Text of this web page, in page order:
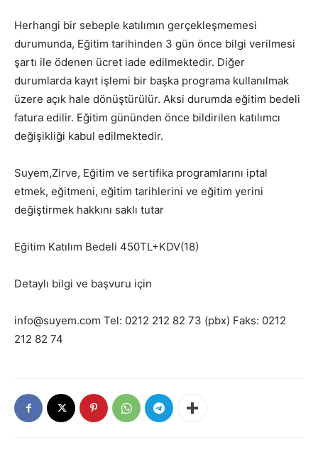
Herhangi bir sebeple katılımın gerçekleşmemesi
durumunda, Eğitim tarihinden 3 gün önce bilgi verilmesi
şartı ile ödenen ücret iade edilmektedir. Diğer
durumlarda kayıt işlemi bir başka programa kullanılmak
üzere açık hale dönüştürülür. Aksi durumda eğitim bedeli
fatura edilir. Eğitim gününden önce bildirilen katılımcı
değişikliği kabul edilmektedir.
Suyem,Zirve, Eğitim ve sertifika programlarını iptal
etmek, eğitmeni, eğitim tarihlerini ve eğitim yerini
değiştirmek hakkını saklı tutar
Eğitim Katılım Bedeli 450TL+KDV(18)
Detaylı bilgi ve başvuru için
info@suyem.com Tel: 0212 212 82 73 (pbx) Faks: 0212
212 82 74